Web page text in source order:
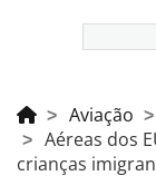
Aviação
Aéreas dos
crianças